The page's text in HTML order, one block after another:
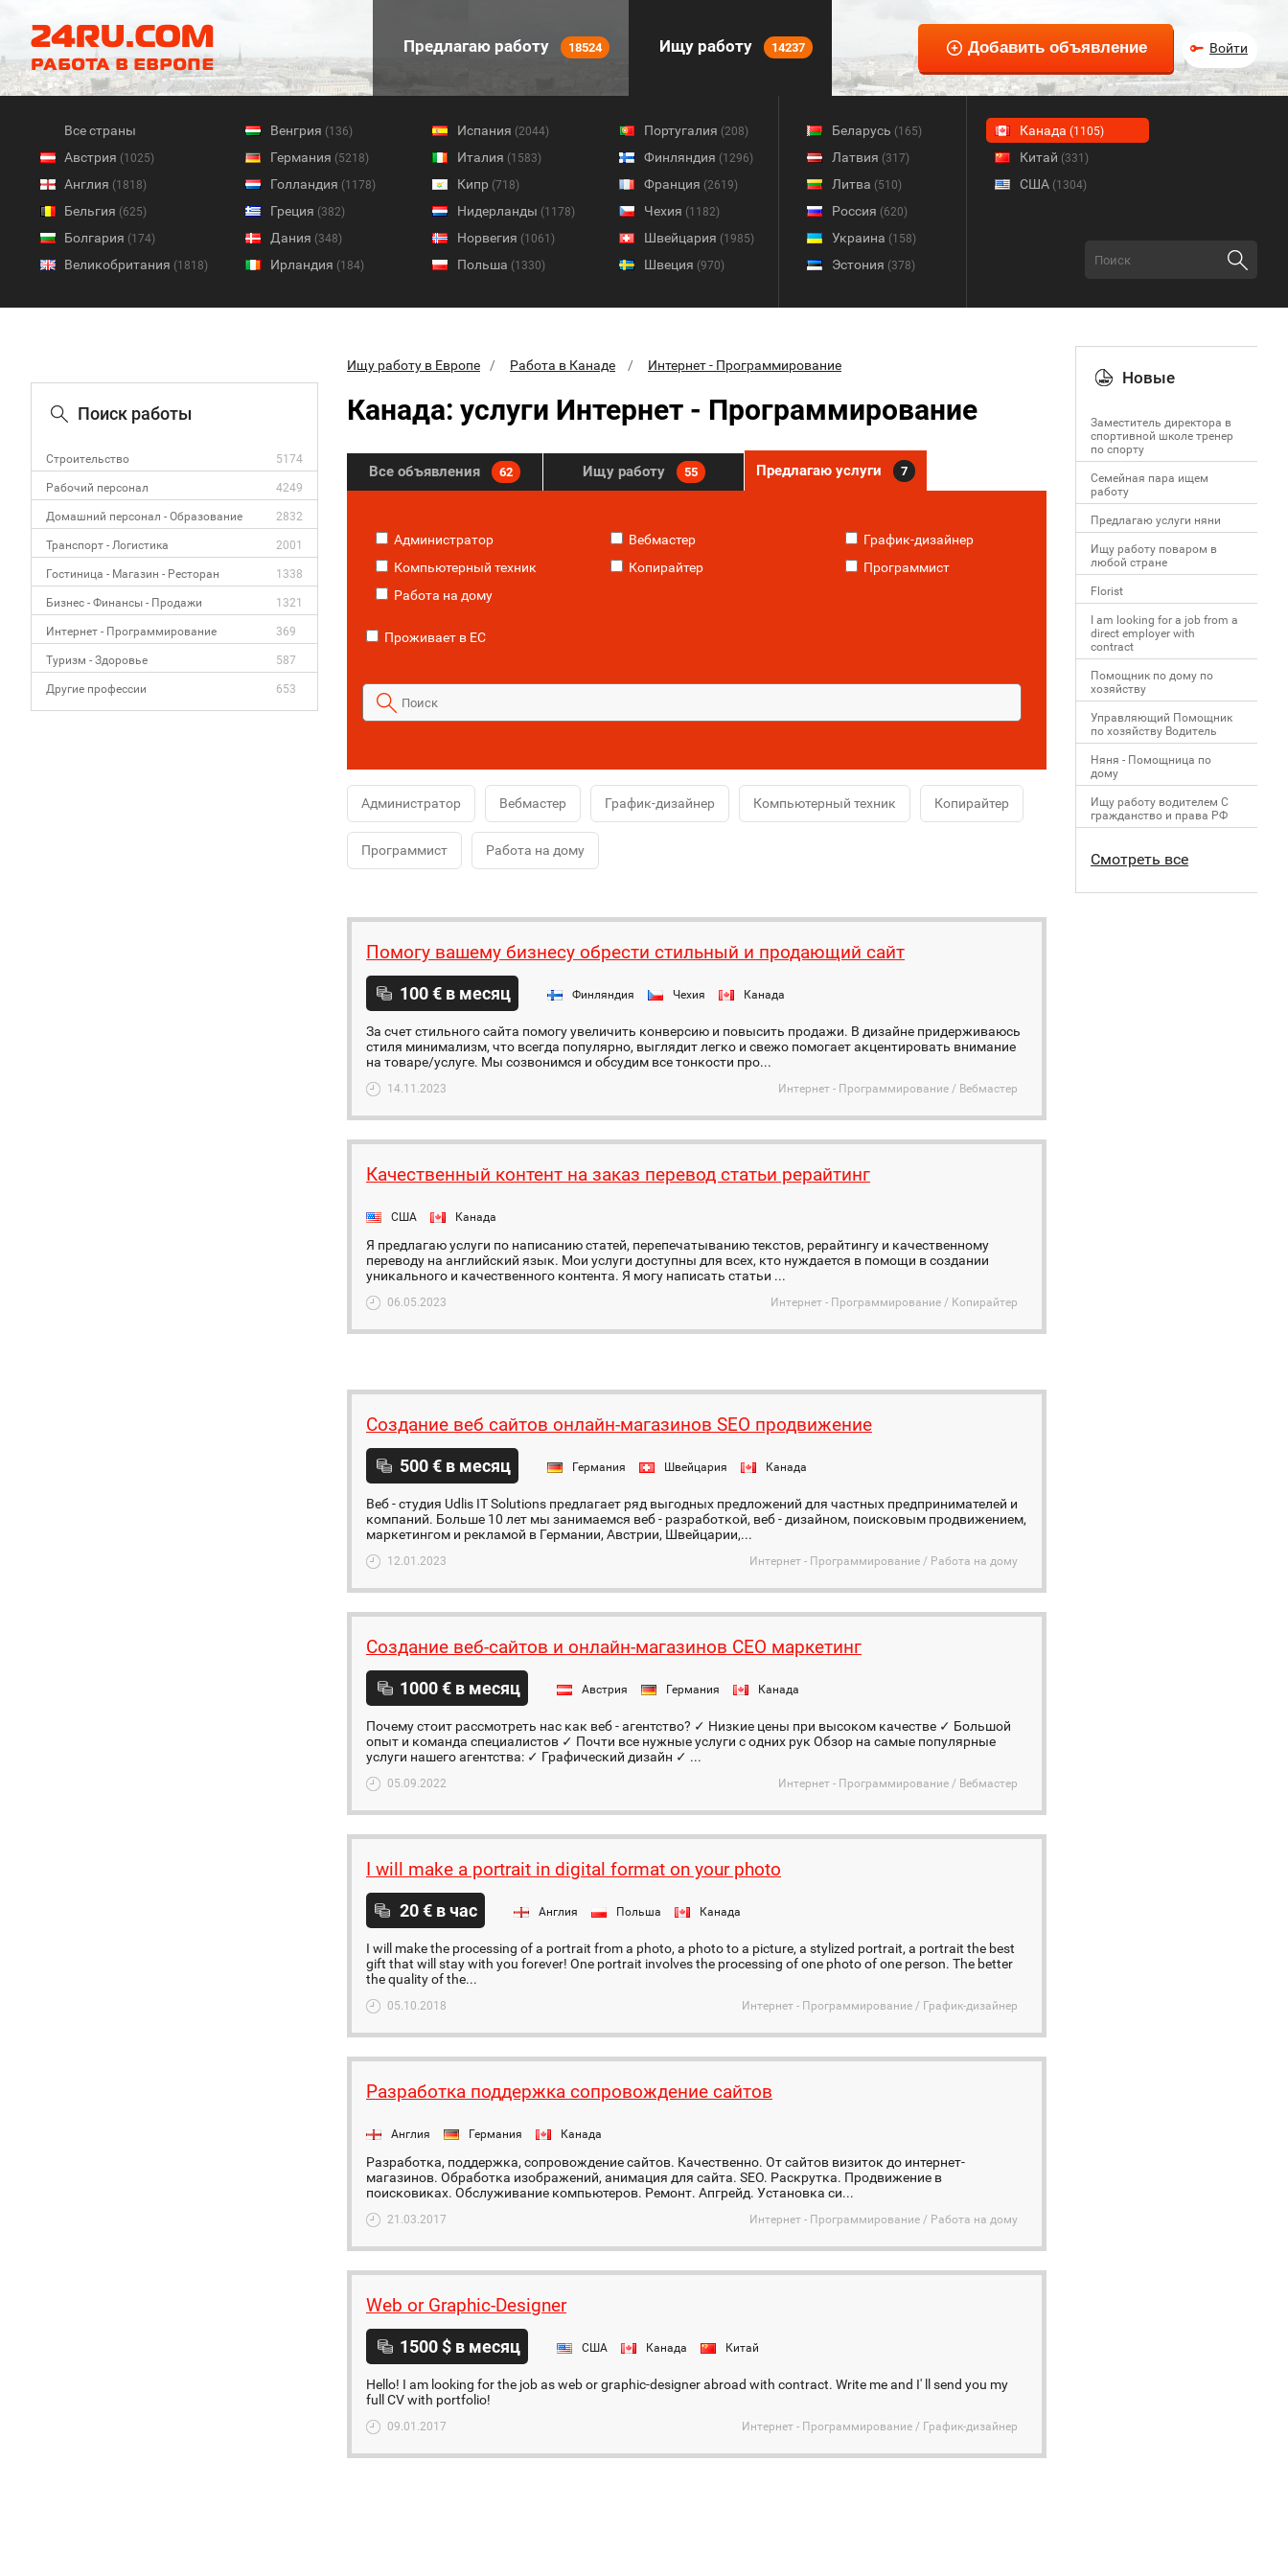
Предлагаю работу 18524 Ищу работу 14237 Войти
Все страны
Австрия (1025)
Англия (1818)
Бельгия (625)
Болгария (174)
Великобритания (1818)
Венгрия (136)
Германия (5218)
Голландия (1178)
Греция (382)
Дания (348)
Ирландия (184)
Испания (2044)
Италия (1583)
Кипр (718)
Нидерланды (1178)
Норвегия (1061)
Польша (1330)
Португалия (208)
Финляндия (1296)
Франция (2619)
Чехия (1182)
Швейцария (1985)
Швеция (970)
Беларусь (165)
Латвия (317)
Литва (510)
Россия (620)
Украина (158)
Эстония (378)
Канада (1105)
Китай (331)
США (1304)
Поиск работы
Строительство 5174
Рабочий персонал 4249
Домашний персонал - Образование 2832
Транспорт - Логистика 2001
Гостиница - Магазин - Ресторан 1338
Бизнес - Финансы - Продажи 1321
Интернет - Программирование 369
Туризм - Здоровье 587
Другие профессии 653
Ищу работу в Европе Работа в Канаде Интернет - Программирование
Канада: услуги Интернет - Программирование
Все объявления 62 Ищу работу 55 Предлагаю услуги 7
Администратор Вебмастер
График-дизайнер
Компьютерный техник
Копирайтер
Программист
Работа на дому
Проживает в ЕС
Администратор Вебмастер График-дизайнер Компьютерный техник Копирайтер
Программист Работа на дому
Помогу вашему бизнесу обрести стильный и продающий сайт
100 € в месяц Финляндия Чехия Канада
За счет стильного сайта помогу увеличить конверсию и повысить продажи. В дизайне придерживаюсь
стиля минимализм, что всегда популярно, выглядит легко и свежо помогает акцентировать внимание
на товаре/услуге. Мы созвонимся и обсудим все тонкости про...
14.11.2023 Интернет - Программирование / Вебмастер
Качественный контент на заказ перевод статьи рерайтинг
США Канада
Я предлагаю услуги по написанию статей, перепечатыванию текстов, рерайтингу и качественному
переводу на английский язык. Мои услуги доступны для всех, кто нуждается в помощи в создании
уникального и качественного контента. Я могу написать статьи ...
06.05.2023 Интернет - Программирование / Копирайтер
Создание веб сайтов онлайн-магазинов SEO продвижение
500 € в месяц Германия Швейцария Канада
Веб - студия Udlis IT Solutions предлагает ряд выгодных предложений для частных предпринимателей и
компаний. Больше 10 лет мы занимаемся веб - разработкой, веб - дизайном, поисковым продвижением,
маркетингом и рекламой в Германии, Австрии, Швейцарии,...
12.01.2023 Интернет - Программирование / Работа на дому
Создание веб-сайтов и онлайн-магазинов СЕО маркетинг
1000 € в месяц Австрия Германия Канада
Почему стоит рассмотреть нас как веб - агентство? ✓ Низкие цены при высоком качестве ✓ Большой
опыт и команда специалистов ✓ Почти все нужные услуги с одних рук Обзор на самые популярные
услуги нашего агентства: ✓ Графический дизайн ✓ ...
05.09.2022 Интернет - Программирование / Вебмастер
I will make a portrait in digital format on your photo
20 € в час Англия Польша Канада
I will make the processing of a portrait from a photo, a photo to a picture, a stylized portrait, a portrait the best
gift that will stay with you forever! One portrait involves the processing of one photo of one person. The better
the quality of the...
05.10.2018 Интернет - Программирование / График-дизайнер
Разработка поддержка сопровождение сайтов
Англия Германия Канада
Разработка, поддержка, сопровождение сайтов. Качественно. От сайтов визиток до интернет-
магазинов. Обработка изображений, анимация для сайта. SEO. Раскрутка. Продвижение в
поисковиках. Обслуживание компьютеров. Ремонт. Апгрейд. Установка си...
21.03.2017 Интернет - Программирование / Работа на дому
Web or Graphic-Designer
1500 $ в месяц США Канада Китай
Hello! I am looking for the job as web or graphic-designer abroad with contract. Write me and I' ll send you my
full CV with portfolio!
09.01.2017 Интернет - Программирование / График-дизайнер
Новые
Заместитель директора в
спортивной школе тренер
по спорту
Семейная пара ищем
работу
Предлагаю услуги няни
Ищу работу поваром в
любой стране
Florist
I am looking for a job from a
direct employer with
contract
Помощник по дому по
хозяйству
Управляющий Помощник
по хозяйству Водитель
Няня - Помощница по
дому
Ищу работу водителем С
гражданство и права РФ
Смотреть все